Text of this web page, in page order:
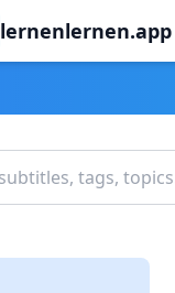
lernenlernen.app